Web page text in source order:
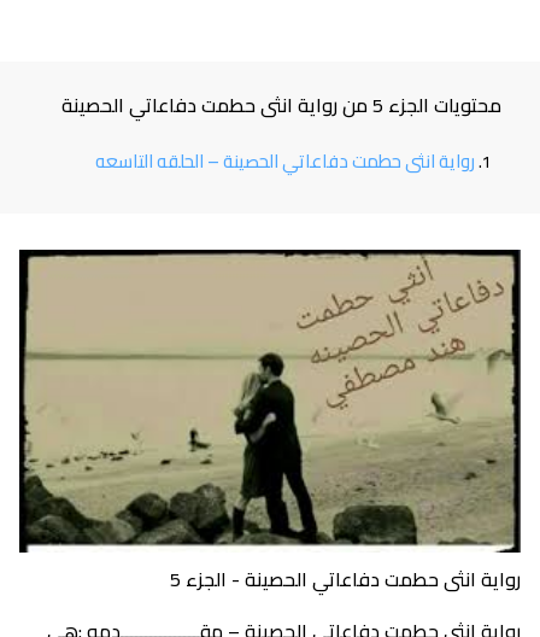
محتويات الجزء 5 من رواية انثى حطمت دفاعاتي الحصينة
رواية انثى حطمت دفاعاتي الحصينة – الحلقه التاسعه
رواية انثى حطمت دفاعاتي الحصينة - الجزء 5